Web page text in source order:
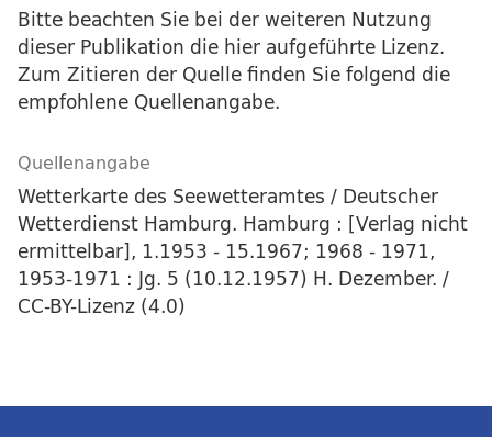
Bitte beachten Sie bei der weiteren Nutzung
dieser Publikation die hier aufgeführte Lizenz.
Zum Zitieren der Quelle finden Sie folgend die
empfohlene Quellenangabe.
Quellenangabe
Wetterkarte des Seewetteramtes / Deutscher
Wetterdienst Hamburg. Hamburg : [Verlag nicht
ermittelbar], 1.1953 - 15.1967; 1968 - 1971,
1953-1971 : Jg. 5 (10.12.1957) H. Dezember. /
CC-BY-Lizenz (4.0)